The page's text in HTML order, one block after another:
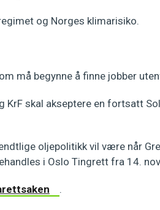
og Norges klimarisiko.
må begynne å finne jobber
KrF skal akseptere en fortsatt
oljepolitikk vil være når
i Oslo Tingrett fra 14.
.